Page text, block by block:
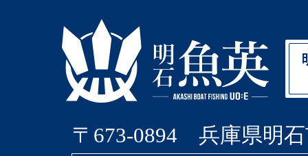
〒673-0894 兵庫県明石